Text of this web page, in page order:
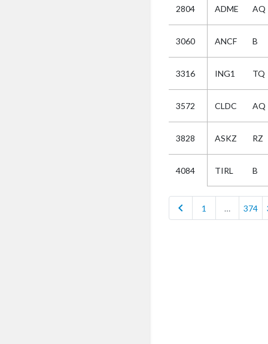
2804 ADME AQ
3060 ANCF B
3316 ING1 TQ
3572 CLDC AQ
3828 ASKZ RZ
4084 TIRL B
chevron_left 1 … 374